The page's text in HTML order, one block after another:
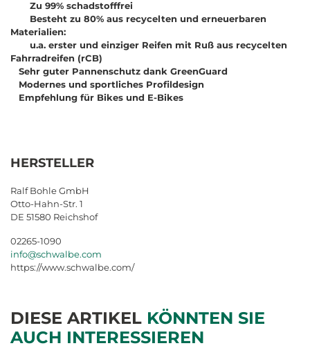
Zu 99% schadstofffrei
Besteht zu 80% aus recycelten und erneuerbaren
Materialien:
u.a. erster und einziger Reifen mit Ruß aus recycelten
Fahrradreifen (rCB)
Sehr guter Pannenschutz dank GreenGuard
Modernes und sportliches Profildesign
Empfehlung für Bikes und E-Bikes
HERSTELLER
Ralf Bohle GmbH
Otto-Hahn-Str. 1
DE 51580 Reichshof
02265-1090
info@schwalbe.com
https://www.schwalbe.com/
DIESE ARTIKEL KÖNNTEN SIE
AUCH INTERESSIEREN